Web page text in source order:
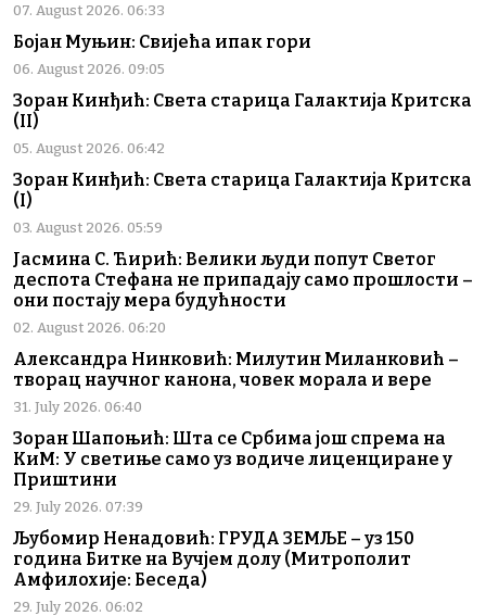
07. August 2026. 06:33
Бојан Муњин: Свијећа ипак гори
06. August 2026. 09:05
Зоран Кинђић: Света старица Галактија Критска
(II)
05. August 2026. 06:42
Зоран Кинђић: Света старица Галактија Критска
(I)
03. August 2026. 05:59
Јасмина С. Ћирић: Велики људи попут Светог
деспота Стефана не припадају само прошлости –
они постају мера будућности
02. August 2026. 06:20
Александра Нинковић: Милутин Миланковић –
творац научног канона, човек морала и вере
31. July 2026. 06:40
Зоран Шапоњић: Шта се Србима још спрема на
КиМ: У светиње само уз водиче лиценциране у
Приштини
29. July 2026. 07:39
Љубомир Ненадовић: ГРУДА ЗЕМЉЕ – уз 150
година Битке на Вучјем долу (Митрополит
Амфилохије: Беседа)
29. July 2026. 06:02